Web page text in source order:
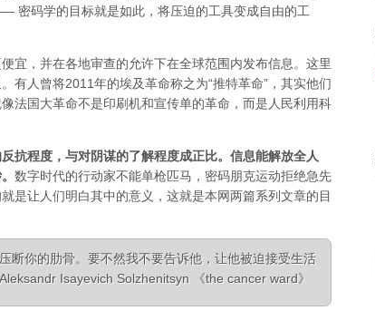
密码学的目标就是如此，将压迫的工具变成自由的工
宜，并在各地审查的允许下在全球范围内发布信息。这里
有人曾将2011年的埃及革命称之为“推特革命”，其实他们
法国大革命不是印刷机和宣传单的革命，而是人民利用科
反抗程度，与对阴谋的了解程度成正比。信息能解放全人
。 数字时代的行动家不能单枪匹马，密码朋克运动拒绝急先
是让人们明白其中的意义，这就是本网两篇系列文章的目
断你的肋骨。要不然我不要告诉他，让他被迫接受生活
Isayevich Solzhenitsyn 《the cancer ward》